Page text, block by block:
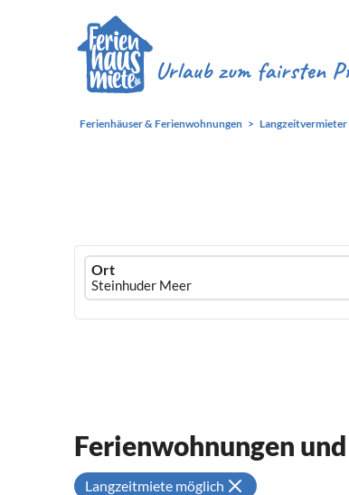
Ferienhäuser & Ferienwohnungen Langzeitvermieter
Ferienhausmiete
logo
Ort
Ferienwohnungen
Langzeitmiete möglich